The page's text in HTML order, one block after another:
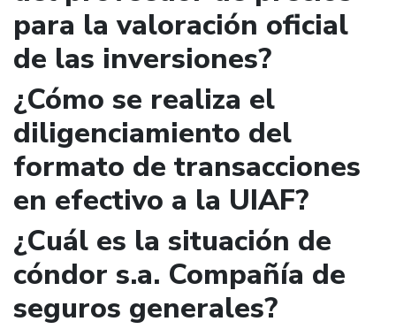
para la valoración oficial
de las inversiones?
¿Cómo se realiza el
diligenciamiento del
formato de transacciones
en efectivo a la UIAF?
¿Cuál es la situación de
cóndor s.a. Compañía de
seguros generales?